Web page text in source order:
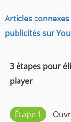
Articles
publicités sur
3 étapes pour
player
Étape 1